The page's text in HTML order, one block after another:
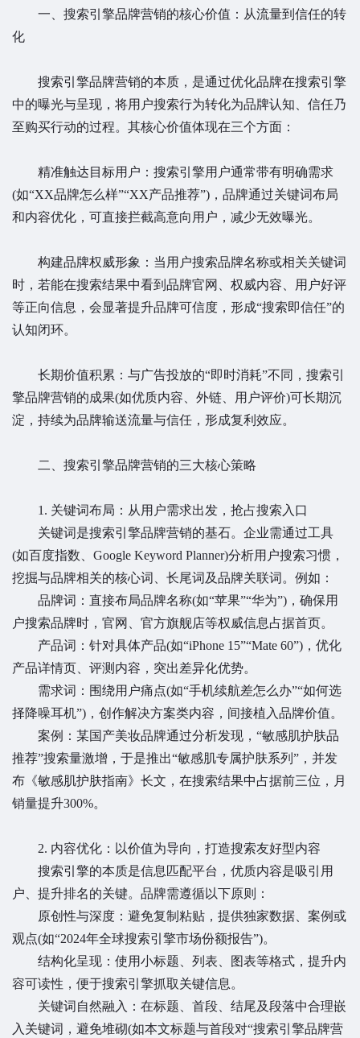
一、搜索引擎品牌营销的核心价值：从流量到信任的转
化
搜索引擎品牌营销的本质，是通过优化品牌在搜索引擎
中的曝光与呈现，将用户搜索行为转化为品牌认知、信任乃
至购买行动的过程。其核心价值体现在三个方面：
精准触达目标用户：搜索引擎用户通常带有明确需求
(如“XX品牌怎么样”“XX产品推荐”)，品牌通过关键词布局
和内容优化，可直接拦截高意向用户，减少无效曝光。
构建品牌权威形象：当用户搜索品牌名称或相关关键词
时，若能在搜索结果中看到品牌官网、权威内容、用户好评
等正向信息，会显著提升品牌可信度，形成“搜索即信任”的
认知闭环。
长期价值积累：与广告投放的“即时消耗”不同，搜索引
擎品牌营销的成果(如优质内容、外链、用户评价)可长期沉
淀，持续为品牌输送流量与信任，形成复利效应。
二、搜索引擎品牌营销的三大核心策略
1. 关键词布局：从用户需求出发，抢占搜索入口
关键词是搜索引擎品牌营销的基石。企业需通过工具
(如百度指数、Google Keyword Planner)分析用户搜索习惯，
挖掘与品牌相关的核心词、长尾词及品牌关联词。例如：
品牌词：直接布局品牌名称(如“苹果”“华为”)，确保用
户搜索品牌时，官网、官方旗舰店等权威信息占据首页。
产品词：针对具体产品(如“iPhone 15”“Mate 60”)，优化
产品详情页、评测内容，突出差异化优势。
需求词：围绕用户痛点(如“手机续航差怎么办”“如何选
择降噪耳机”)，创作解决方案类内容，间接植入品牌价值。
案例：某国产美妆品牌通过分析发现，“敏感肌护肤品
推荐”搜索量激增，于是推出“敏感肌专属护肤系列”，并发
布《敏感肌护肤指南》长文，在搜索结果中占据前三位，月
销量提升300%。
2. 内容优化：以价值为导向，打造搜索友好型内容
搜索引擎的本质是信息匹配平台，优质内容是吸引用
户、提升排名的关键。品牌需遵循以下原则：
原创性与深度：避免复制粘贴，提供独家数据、案例或
观点(如“2024年全球搜索引擎市场份额报告”)。
结构化呈现：使用小标题、列表、图表等格式，提升内
容可读性，便于搜索引擎抓取关键信息。
关键词自然融入：在标题、首段、结尾及段落中合理嵌
入关键词，避免堆砌(如本文标题与首段对“搜索引擎品牌营